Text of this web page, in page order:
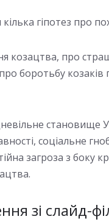
гіпотез про
козацтва, про
боротьбу
становище
соціальне
загроза з боку
зі слайд-